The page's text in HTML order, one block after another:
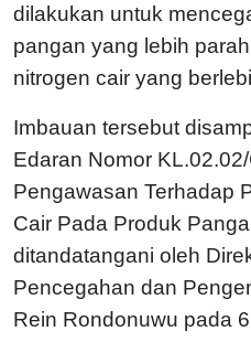
dilakukan untuk
pangan yang lebih
nitrogen cair yang
Imbauan tersebut
Edaran Nomor
Pengawasan Terhadap
Cair Pada Produk
ditandatangani oleh
Pencegahan dan
Rein Rondonuwu pada